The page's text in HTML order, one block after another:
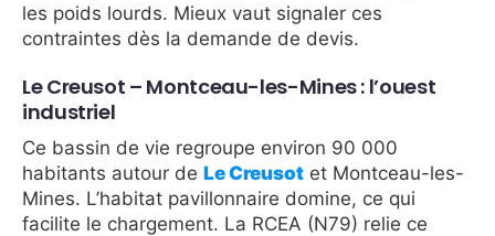
les poids lourds. Mieux vaut signaler ces
contraintes dès la demande de devis.
Le Creusot – Montceau-les-Mines : l’ouest
industriel
Ce bassin de vie regroupe environ 90 000
habitants autour de Le Creusot et Montceau-les-
Mines. L’habitat pavillonnaire domine, ce qui
facilite le chargement. La RCEA (N79) relie ce